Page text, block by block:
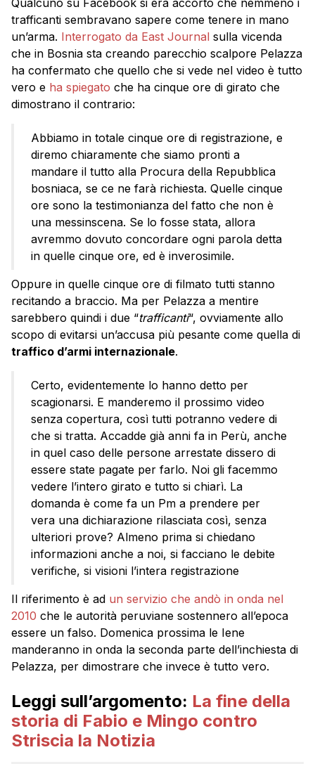
trafficanti sembravano sapere come tenere in mano
un’arma. Interrogato da East Journal sulla vicenda
che in Bosnia sta creando parecchio scalpore Pelazza
ha confermato che quello che si vede nel video è tutto
vero e ha spiegato che ha cinque ore di girato che
dimostrano il contrario:
Abbiamo in totale cinque ore di registrazione, e
diremo chiaramente che siamo pronti a
mandare il tutto alla Procura della Repubblica
bosniaca, se ce ne farà richiesta. Quelle cinque
ore sono la testimonianza del fatto che non è
una messinscena. Se lo fosse stata, allora
avremmo dovuto concordare ogni parola detta
in quelle cinque ore, ed è inverosimile.
Oppure in quelle cinque ore di filmato tutti stanno
recitando a braccio. Ma per Pelazza a mentire
sarebbero quindi i due “trafficanti“, ovviamente allo
scopo di evitarsi un’accusa più pesante come quella di
traffico d’armi internazionale.
Certo, evidentemente lo hanno detto per
scagionarsi. E manderemo il prossimo video
senza copertura, così tutti potranno vedere di
che si tratta. Accadde già anni fa in Perù, anche
in quel caso delle persone arrestate dissero di
essere state pagate per farlo. Noi gli facemmo
vedere l’intero girato e tutto si chiarì. La
domanda è come fa un Pm a prendere per
vera una dichiarazione rilasciata così, senza
ulteriori prove? Almeno prima si chiedano
informazioni anche a noi, si facciano le debite
verifiche, si visioni l’intera registrazione
Il riferimento è ad un servizio che andò in onda nel
2010 che le autorità peruviane sostennero all’epoca
essere un falso. Domenica prossima le Iene
manderanno in onda la seconda parte dell’inchiesta di
Pelazza, per dimostrare che invece è tutto vero.
Leggi sull’argomento: La fine della
storia di Fabio e Mingo contro
Striscia la Notizia